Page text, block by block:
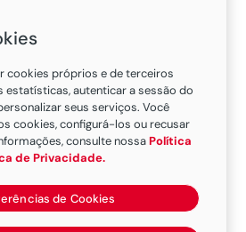
lança
com
cookies próprios e de terceiros
estatísticas, autenticar a sessão do
seus serviços. Você
cookies, configurá-los ou recusar
consulte nossaPolítica
de Privacidade.
de Cookies